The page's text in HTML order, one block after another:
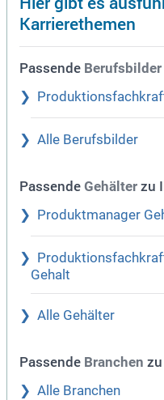
Karrierethemen
Passende Berufsbilder
Alle Berufsbilder
Passende Gehälter zu
Produktmanager
Gehalt
Alle Gehälter
Passende Branchen
Alle Branchen